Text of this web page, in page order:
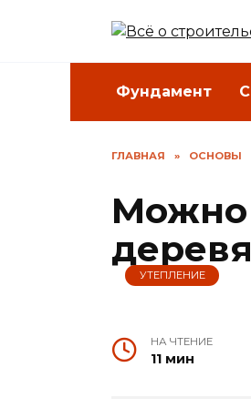
Фундамент
ГЛАВНАЯ » ОСНОВЫ
Можно
УТЕПЛЕНИЕ
НА ЧТЕНИЕ
11 мин